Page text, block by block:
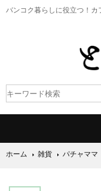
バンコク暮らしに役立つ！ カ
ホーム 雑貨 パチャママ